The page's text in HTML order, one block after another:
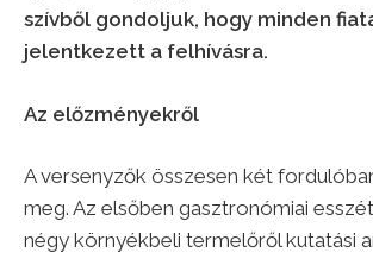
szívből gondoljuk, hogy minden
jelentkezett a felhívásra.
Az előzményekről
A versenyzők összesen két
meg. Az elsőben gasztronómiai
négy környékbeli termelőről kutatási